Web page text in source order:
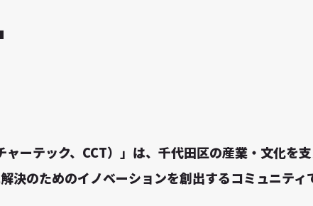
ーテック、CCT）」は、千代田区の産業・文化を
決のためのイノベーションを創出するコミュニティ